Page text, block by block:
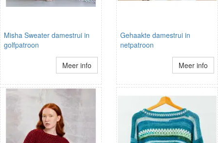
Misha Sweater damestrui in
golfpatroon
Meer info
Gehaakte damestrui in
netpatroon
Meer info